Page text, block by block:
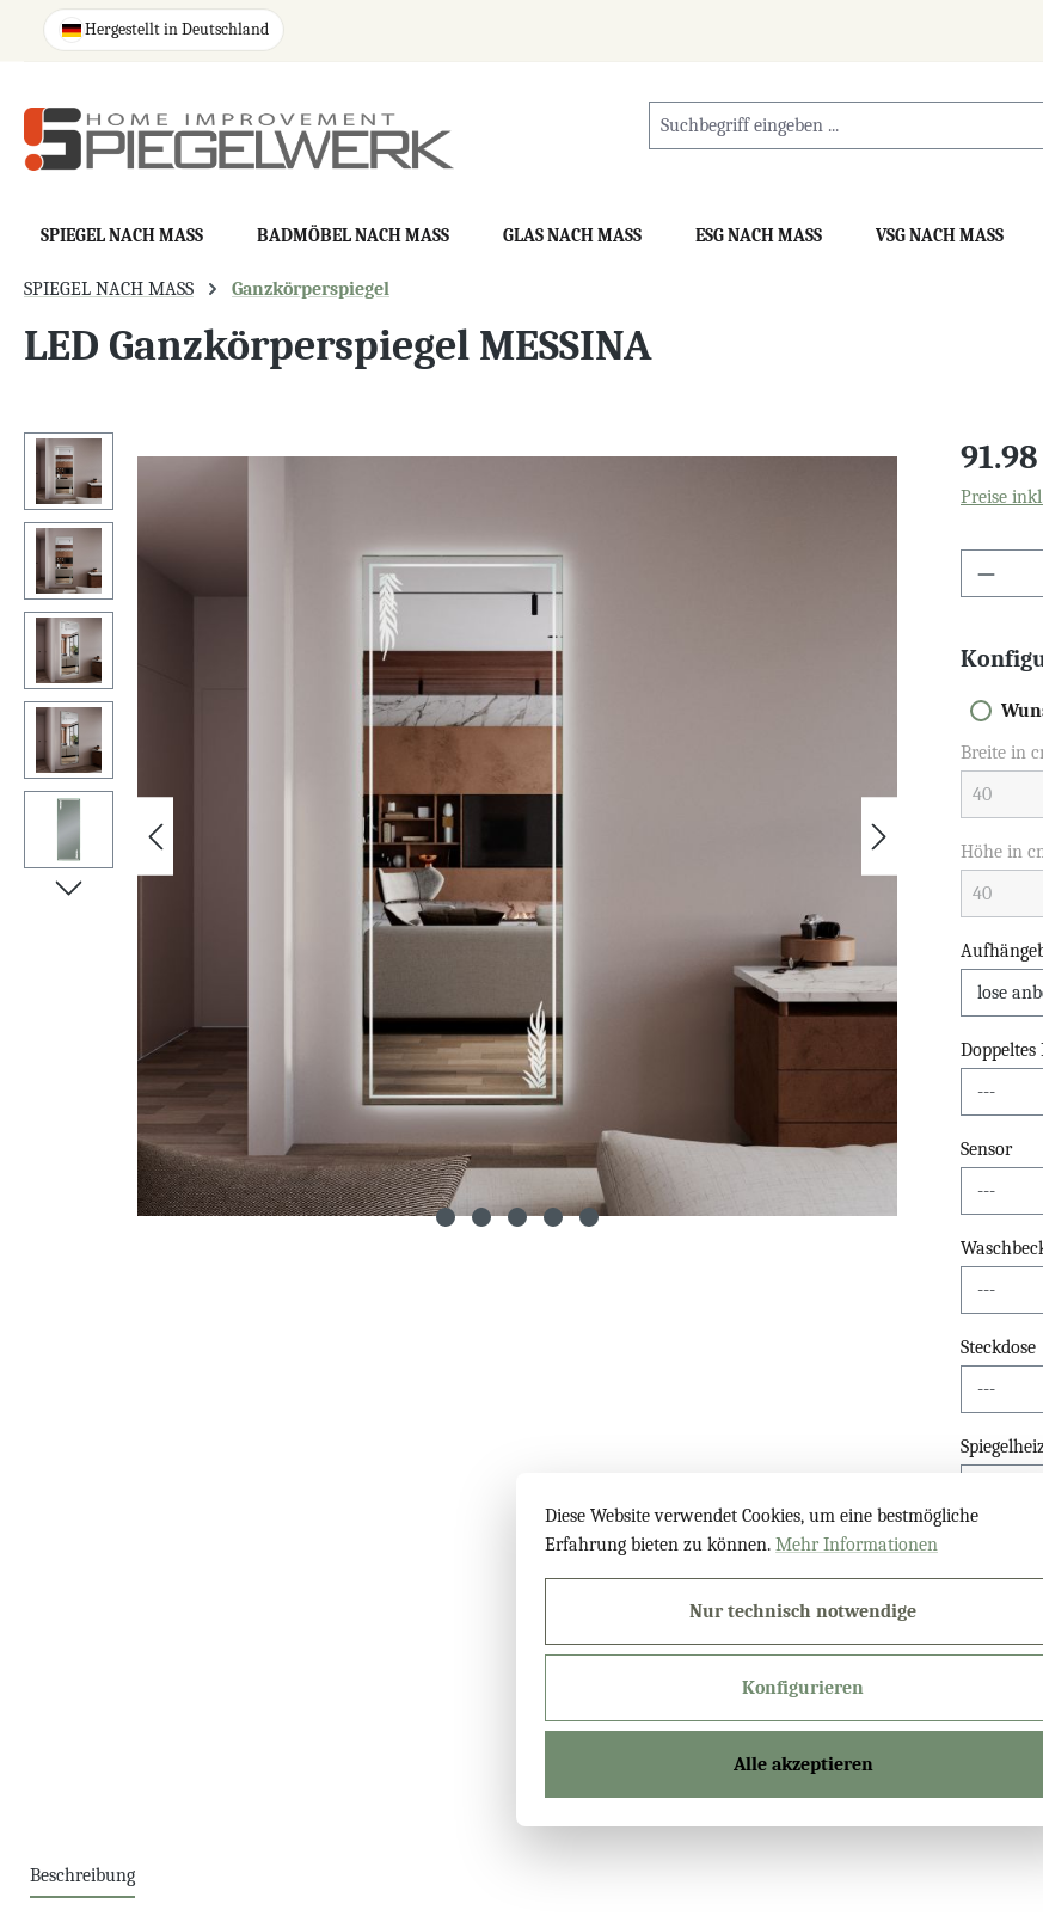
Zur Hauptnavigation springen
Hergestellt in Deutschland
SPIEGEL NACH MASS BADMÖBEL NACH MASS GLAS NACH MASS ESG NACH MASS VSG NACH MASS
SPIEGEL NACH MASS Ganzkörperspiegel
LED Ganzkörperspiegel MESSINA
Bildergalerie überspringen
Preise
Breite in
Höhe in
Doppeltes
Sensor
Steckdose
Beschreibung
Diese Website verwendet Cookies, um eine bestmögliche
Erfahrung bieten zu können. Mehr Informationen
Nur technisch notwendige
Konfigurieren
Alle akzeptieren